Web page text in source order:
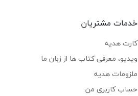
خدمات مشتریان
کارت هدیه
ویدیو، معرفی کتاب ها از زبان ما
ملزومات هدیه
حساب کاربری من